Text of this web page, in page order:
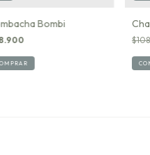
Bombi